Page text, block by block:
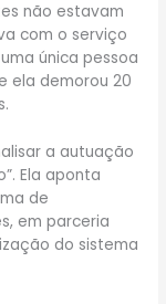
não estavam
com o serviço
única pessoa
ela demorou 20
a autuação
Ela aponta
de
em parceria
do sistema